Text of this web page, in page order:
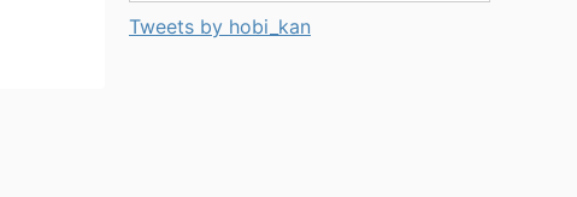
Tweets by hobi_kan